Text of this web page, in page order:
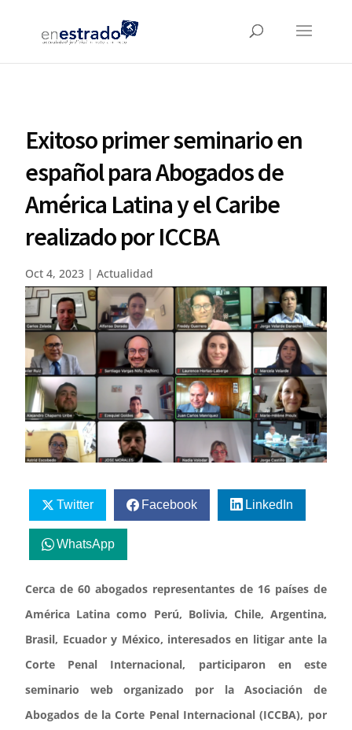
Exitoso primer seminario en
español para Abogados de
América Latina y el Caribe
realizado por ICCBA
Oct 4, 2023 |Actualidad
Twitter Facebook LinkedIn
WhatsApp
Cerca de 60 abogados representantes de 16 países de
América Latina como Perú, Bolivia, Chile, Argentina,
Brasil, Ecuador y México, interesados en litigar ante la
Corte Penal Internacional, participaron en este
seminario web organizado por la Asociación de
Abogados de la Corte Penal Internacional (ICCBA), por